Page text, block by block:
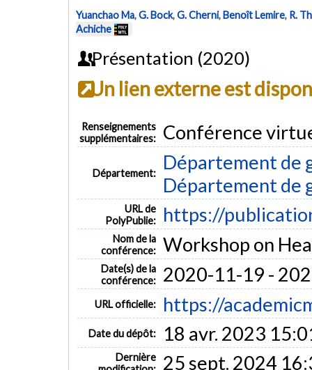
Yuanchao Ma,G. Bock,G. Cherni,Benoît Lemire, R.
Achiche
Présentation (2020)
Un lien externe est
Renseignements
supplémentaires:
Conférence
Département:
Département de
Département de
URL de
PolyPublie:
https://
Nom de la
conférence: Workshop on
Date(s) de la
conférence:
2020-11-19 -
URL officielle: https://
Date du dépôt: 18 avr. 2023
Dernière
25 sept. 2024